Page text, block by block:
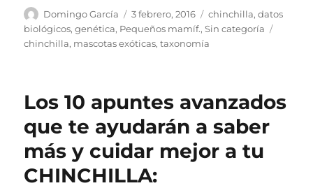
Autor
Domingo García
Publicado
el
3 febrero, 2016 Categorías
chinchilla,datos
biológicos,genética, Pequeños mamíf.,Sin categoría
chinchilla, mascotas exóticas,taxonomía
Los 10 apuntes avanzados
que te ayudarán a saber
más y cuidar mejor a tu
CHINCHILLA: